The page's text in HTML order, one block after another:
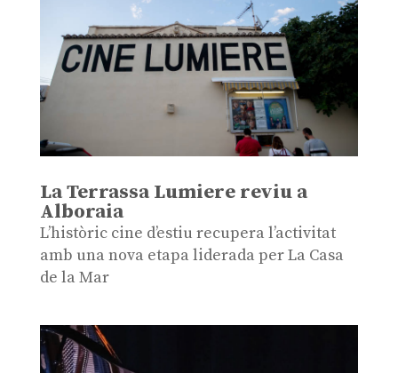
La Terrassa Lumiere reviu a
Alboraia
L’històric cine d’estiu recupera l’activitat
amb una nova etapa liderada per La Casa
de la Mar